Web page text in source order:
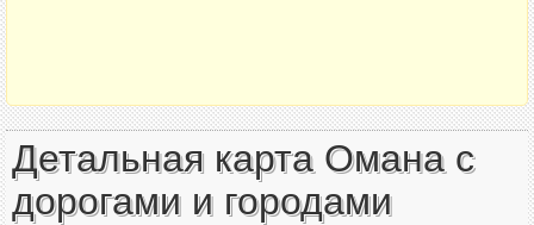
Детальная карта Омана с
дорогами и городами